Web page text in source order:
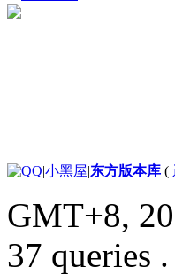
|小黑屋|东方版本库 (
GMT+8,
37 queries .